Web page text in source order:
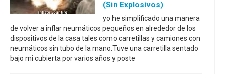
(sin Explosivos)
yo he simplificado una manera
de volver a inflar neumáticos pequeños en alrededor de los
dispositivos de la casa tales como carretillas y camiones con
neumáticos sin tubo de la mano.Tuve una carretilla sentado
bajo mi cubierta por varios años y poste